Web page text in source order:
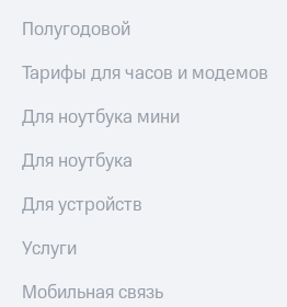
Уведомление
погашении
облигаций
Другое
Регистратор
Реквизиты
Контакты
развитие
этика
На главную
Полугодовой
Тарифы для часов и модемов
Для ноутбука мини
Для ноутбука
Для устройств
Услуги
Мобильная связь